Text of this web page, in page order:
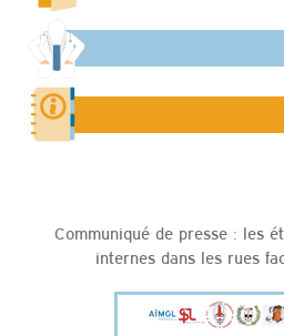
Communiqué de presse : les
internes dans les rues